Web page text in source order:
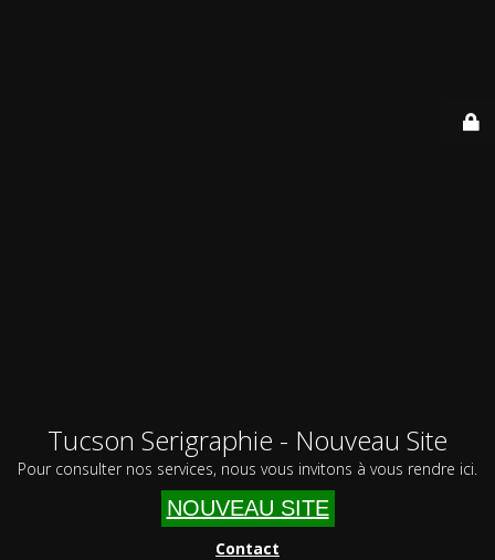
Tucson Serigraphie - Nouveau Site
Pour consulter nos services, nous vous invitons à vous rendre ici.
NOUVEAU SITE
Contact